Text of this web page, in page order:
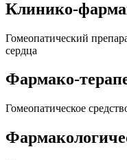
Клинико-
Гомеопатический
сердца
Фармако-
Гомеопатическое